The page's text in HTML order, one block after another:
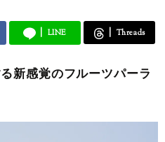
LINE Threads
新感覚のフルーツパーラ